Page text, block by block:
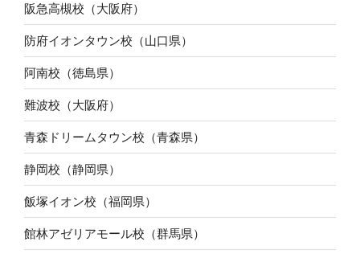
阪急高槻校（大阪府）
防府イオンタウン校（山口県）
阿南校（徳島県）
難波校（大阪府）
青森ドリームタウン校（青森県）
静岡校（静岡県）
飯塚イオン校（福岡県）
館林アゼリアモール校（群馬県）